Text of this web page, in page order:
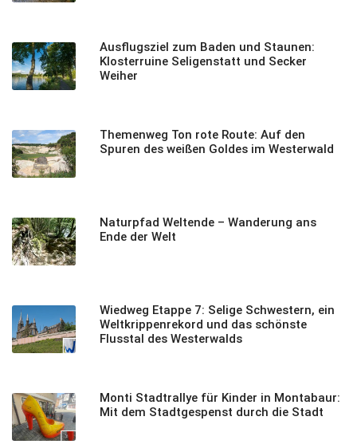
Ausflugsziel zum Baden und Staunen:
Klosterruine Seligenstatt und Secker
Weiher
Themenweg Ton rote Route: Auf den
Spuren des weißen Goldes im Westerwald
Naturpfad Weltende – Wanderung ans
Ende der Welt
Wiedweg Etappe 7: Selige Schwestern, ein
Weltkrippenrekord und das schönste
Flusstal des Westerwalds
Monti Stadtrallye für Kinder in Montabaur:
Mit dem Stadtgespenst durch die Stadt